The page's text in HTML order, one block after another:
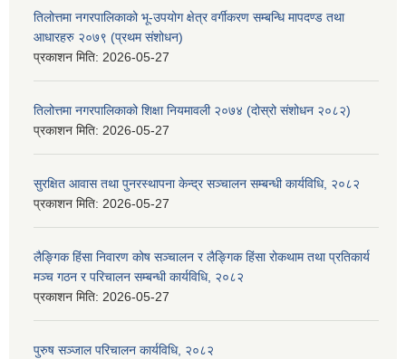
तिलोत्तमा नगरपालिकाको भू-उपयोग क्षेत्र वर्गीकरण सम्बन्धि मापदण्ड तथा
आधारहरु २०७९ (प्रथम संशोधन)
प्रकाशन मिति: 2026-05-27
तिलोत्तमा नगरपालिकाको शिक्षा नियमावली २०७४ (दोस्रो संशोधन २०८२)
प्रकाशन मिति: 2026-05-27
सुरक्षित आवास तथा पुनरस्थापना केन्द्र सञ्चालन सम्बन्धी कार्यविधि, २०८२
प्रकाशन मिति: 2026-05-27
लैङ्गिक हिंसा निवारण कोष सञ्चालन र लैङ्गिक हिंसा रोकथाम तथा प्रतिकार्य
मञ्च गठन र परिचालन सम्बन्धी कार्यविधि, २०८२
प्रकाशन मिति: 2026-05-27
पुरुष सञ्जाल परिचालन कार्यविधि, २०८२